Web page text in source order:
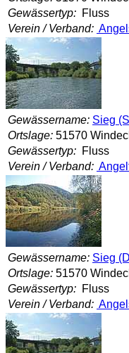
Gewässertyp: Fluss
Verein / Verband:
Gewässername: Sieg
Ortslage: 51570
Gewässertyp: Fluss
Verein / Verband:
Gewässername: Sieg
Ortslage: 51570
Gewässertyp: Fluss
Verein / Verband: